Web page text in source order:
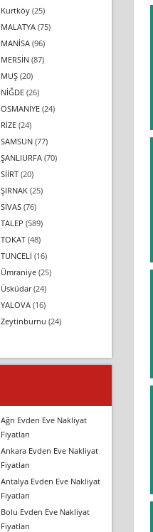
Kurtköy (25)
MALATYA (75)
MANİSA (96)
MERSİN (87)
MUŞ (20)
NİĞDE (26)
OSMANİYE (24)
RİZE (24)
SAMSUN (77)
ŞANLIURFA (70)
SİİRT (20)
ŞIRNAK (25)
SİVAS (76)
TALEP (589)
TOKAT (48)
TUNCELİ (16)
Ümraniye (25)
Üsküdar(24)
YALOVA (16)
Zeytinburnu (24)
Ağrı Evden Eve Nakliyat
Fiyatları
Ankara Evden Eve Nakliyat
Fiyatları
Antalya Evden Eve Nakliyat
Fiyatları
Bolu Evden Eve Nakliyat
Fiyatları